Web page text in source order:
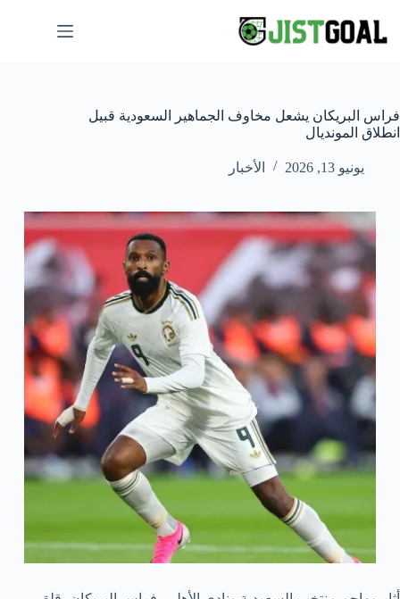
المحتوى
فراس البريكان يشعل مخاوف الجماهير السعودية قبيل
انطلاق المونديال
يونيو 13, 2026 الأخبار